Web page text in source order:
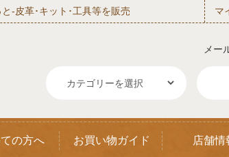
‐皮革･キット･工具等を販売 マ
メー
の方へ お買い物ガイド 店舗情